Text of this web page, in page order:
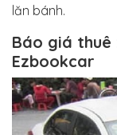
lăn bánh.
Báo giá thuê
Ezbookcar